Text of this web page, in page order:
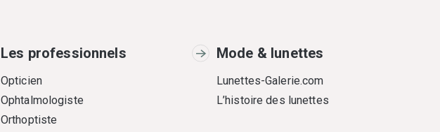
Les professionnels
Opticien
Ophtalmologiste
Orthoptiste
Mode & lunettes
Lunettes-Galerie.com
L’histoire des lunettes